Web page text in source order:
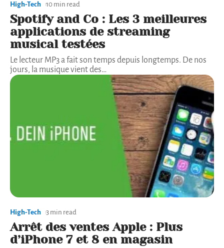
High-Tech 10 min read
Spotify and Co : Les 3 meilleures
applications de streaming
musical testées
Le lecteur MP3 a fait son temps depuis longtemps. De nos
jours, la musique vient des…
High-Tech 3 min read
Arrêt des ventes Apple : Plus
d’iPhone 7 et 8 en magasin